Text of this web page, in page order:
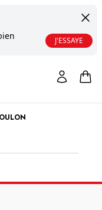
J'ESSAYE